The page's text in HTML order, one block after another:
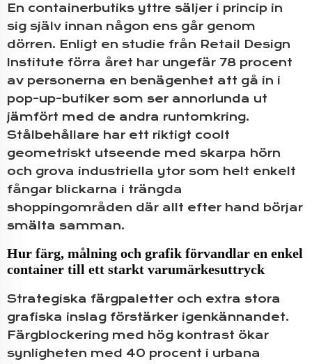
En containerbutiks yttre säljer i princip in
sig själv innan någon ens går genom
dörren. Enligt en studie från Retail Design
Institute förra året har ungefär 78 procent
av personerna en benägenhet att gå in i
pop-up-butiker som ser annorlunda ut
jämfört med de andra runtomkring.
Stålbehållare har ett riktigt coolt
geometriskt utseende med skarpa hörn
och grova industriella ytor som helt enkelt
fångar blickarna i trängda
shoppingområden där allt efter hand börjar
smälta samman.
Hur färg, målning och grafik förvandlar en enkel
container till ett starkt varumärkesuttryck
Strategiska färgpaletter och extra stora
grafiska inslag förstärker igenkännandet.
Färgblockering med hög kontrast ökar
synligheten med 40 procent i urbana